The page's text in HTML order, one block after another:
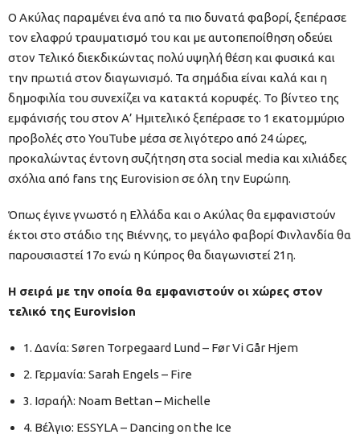
Ο Ακύλας παραμένει ένα από τα πιο δυνατά φαβορί, ξεπέρασε
τον ελαφρύ τραυματισμό του και με αυτοπεποίθηση οδεύει
στον Τελικό διεκδικώντας πολύ υψηλή θέση και φυσικά και
την πρωτιά στον διαγωνισμό. Τα σημάδια είναι καλά και η
δημοφιλία του συνεχίζει να κατακτά κορυφές. Το βίντεο της
εμφάνισής του στον Α’ Ημιτελικό ξεπέρασε το 1 εκατομμύριο
προβολές στο YouTube μέσα σε λιγότερο από 24 ώρες,
προκαλώντας έντονη συζήτηση στα social media και χιλιάδες
σχόλια από fans της Eurovision σε όλη την Ευρώπη.
Όπως έγινε γνωστό η Ελλάδα και ο Ακύλας θα εμφανιστούν
έκτοι στο στάδιο της Βιέννης, το μεγάλο φαβορί Φινλανδία θα
παρουσιαστεί 17ο ενώ η Κύπρος θα διαγωνιστεί 21η.
Η σειρά με την οποία θα εμφανιστούν οι χώρες στον
τελικό της Eurovision
1. Δανία: Søren Torpegaard Lund – Før Vi Går Hjem
2. Γερμανία: Sarah Engels – Fire
3. Ισραήλ: Noam Bettan – Michelle
4. Βέλγιο: ESSYLA – Dancing on the Ice